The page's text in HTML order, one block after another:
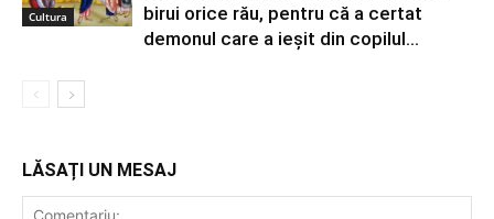
Cultura
birui orice rău, pentru că a certat
demonul care a ieșit din copilul...
LĂSAȚI UN MESAJ